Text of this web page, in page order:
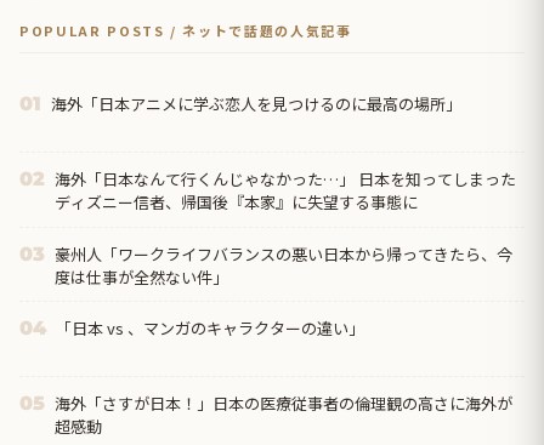
POPULAR POSTS / ネットで話題の人気記事
01 海外「日本アニメに学ぶ恋人を見つけるのに最高の場所」
02 海外「日本なんて行くんじゃなかった…」 日本を知ってしまった
ディズニー信者、帰国後『本家』に失望する事態に
03 豪州人「ワークライフバランスの悪い日本から帰ってきたら、今
度は仕事が全然ない件」
04 「日本 vs 、マンガのキャラクターの違い」
05 海外「さすが日本！」日本の医療従事者の倫理観の高さに海外が
超感動